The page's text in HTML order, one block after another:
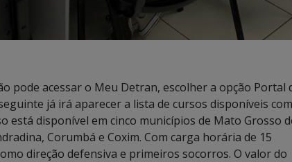
pode acessar o Meu Detran, escolher a opção Portal
já irá aparecer a lista de cursos disponíveis com
está disponível em cinco municípios de Mato Grosso
Corumbá e Coxim. Com carga horária de 15
direção defensiva e primeiros socorros. O valor do